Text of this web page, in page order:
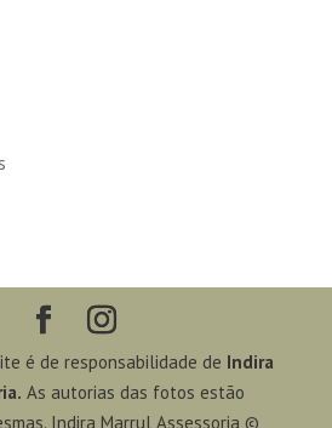
é de responsabilidade de Indira
As autorias das fotos estão
Indira Marrul Assessoria ©